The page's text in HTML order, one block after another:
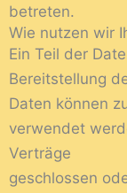
betreten.
Wie nutzen wir
Ein Teil der
Bereitstellung
Daten können
verwendet
Verträge
geschlossen